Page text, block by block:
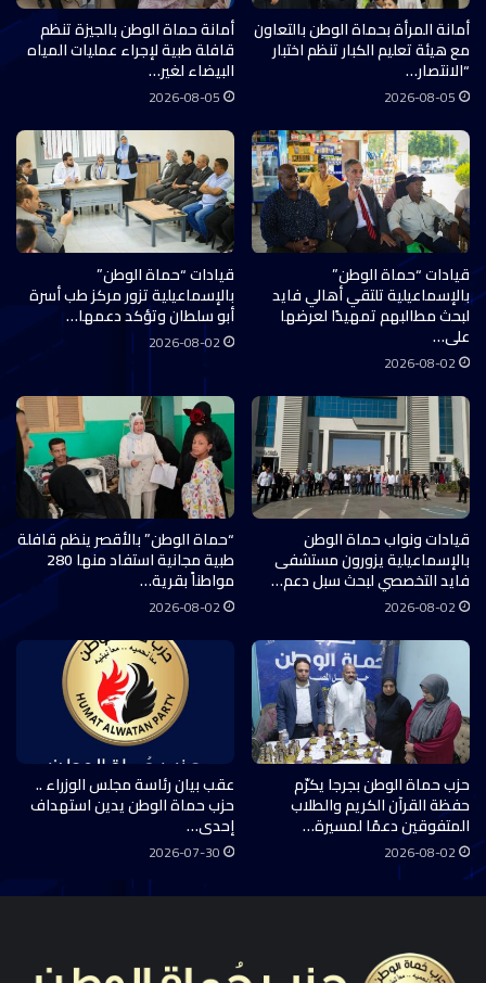
أمانة المرأة بحماة الوطن بالتعاون
مع هيئة تعليم الكبار تنظم اختبار
“الانتصار…
2026-08-05
أمانة حماة الوطن بالجيزة تنظم
قافلة طبية لإجراء عمليات المياه
البيضاء لغير…
2026-08-05
قيادات “حماة الوطن”
بالإسماعيلية تلتقي أهالي فايد
لبحث مطالبهم تمهيدًا لعرضها
على…
2026-08-02
قيادات “حماة الوطن”
بالإسماعيلية تزور مركز طب أسرة
أبو سلطان وتؤكد دعمها…
2026-08-02
قيادات ونواب حماة الوطن
بالإسماعيلية يزورون مستشفى
فايد التخصصي لبحث سبل دعم…
2026-08-02
“حماة الوطن” بالأقصر ينظم قافلة
طبية مجانية استفاد منها 280
مواطناً بقرية…
2026-08-02
حزب حماة الوطن بجرجا يكرّم
حفظة القرآن الكريم والطلاب
المتفوقين دعمًا لمسيرة…
2026-08-02
عقب بيان رئاسة مجلس الوزراء ..
حزب حماة الوطن يدين استهداف
إحدى…
2026-07-30